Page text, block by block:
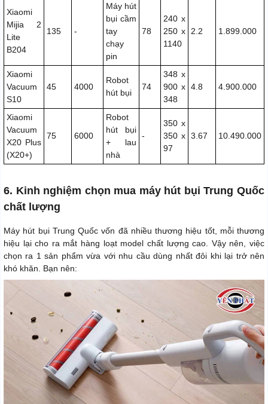
Xiaomi
Mijia 2
Lite
B204
135 -
Máy hút
bụi cầm
tay
chạy
pin
78
240 x
250 x
1140
2.2 1.899.000
Xiaomi
Vacuum
S10
45 4000
Robot
hút bụi
74
348 x
900 x
348
4.8 4.900.000
Xiaomi
Vacuum
X20 Plus
(X20+)
75 6000
Robot
hút bụi
+ lau
nhà
-
350 x
350 x
97
3.67 10.490.000
6. Kinh nghiệm chọn mua máy hút bụi Trung Quốc
chất lượng
Máy hút bụi Trung Quốc vốn đã nhiều thương hiệu tốt, mỗi thương
hiệu lại cho ra mắt hàng loạt model chất lượng cao. Vậy nên, việc
chọn ra 1 sản phẩm vừa với nhu cầu dùng nhất đôi khi lại trở nên
khó khăn. Bạn nên: